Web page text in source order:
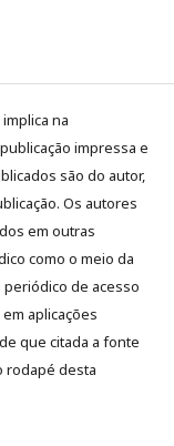
na
impressa e
são do autor,
Os autores
em outras
como o meio da
de acesso
aplicações
que citada a fonte
rodapé desta